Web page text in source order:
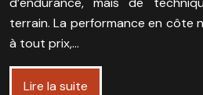
terrain. La performance en côte
à tout prix,…
Lire la suite